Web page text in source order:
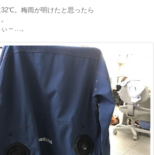
。梅雨が明けたと思ったら
～…。